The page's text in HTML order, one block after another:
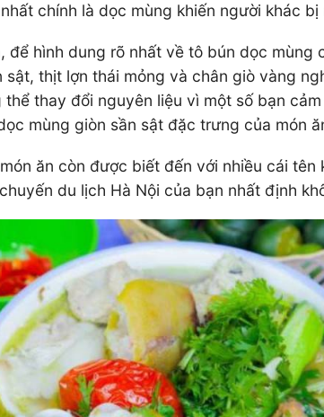
chính là dọc mùng khiến người khác bị
để hình dung rõ nhất về tô bún dọc
sật, thịt lợn thái mỏng và chân giò vàng
thay đổi nguyên liệu vì một số bạn
mùng giòn sần sật đặc trưng của món
ăn còn được biết đến với nhiều cái
du lịch Hà Nội của bạn nhất định